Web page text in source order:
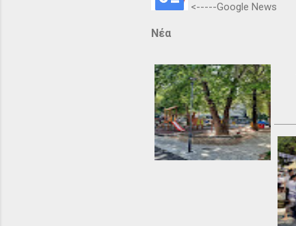
<-----Google News
Νέα